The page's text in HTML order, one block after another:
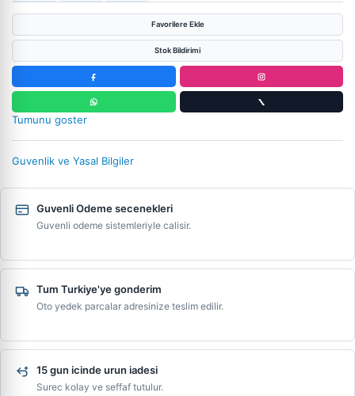
Favorilere Ekle
Stok Bildirimi
Tumunu goster
Guvenlik ve Yasal Bilgiler
Guvenli Odeme secenekleri
Guvenli odeme sistemleriyle calisir.
Tum Turkiye'ye gonderim
Oto yedek parcalar adresinize teslim edilir.
15 gun icinde urun iadesi
Surec kolay ve seffaf tutulur.